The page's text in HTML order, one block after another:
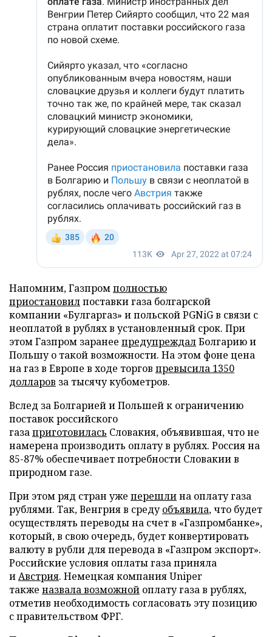
Напомним, Газпромполностью
приостановилпоставки газа болгарской
компании «Булгаргаз» и польской PGNiG в связи с
неоплатой в рублях в установленный срок. При
этом Газпром заранее предупреждалБолгарию и
Польшу о такой возможности. На этом фоне цена
на газ в Европе в ходе торгов превысила 1350
долларов за тысячу кубометров.
Вслед за Болгарией и Польшей к ограничению
поставок российского
газаприготовилась Словакия, объявившая, что не
намерена производить оплату в рублях. Россия на
85-87% обеспечивает потребности Словакии в
природном газе.
При этом ряд стран уже перешлина оплату газа
рублями. Так, Венгрия в средуобъявила, что будет
осуществлять переводы на счет в «Газпромбанке»,
который, в свою очередь, будет конвертировать
валюту в рубли для перевода в «Газпром экспорт».
Российские условия оплаты газа приняла
иАвстрия. Немецкая компания Uniper
также назвала возможной оплату газа в рублях,
отметив необходимость согласовать эту позицию
с правительством ФРГ.